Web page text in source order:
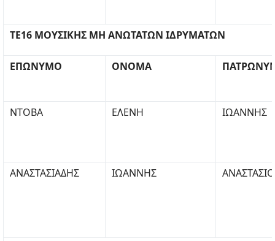
ΤΕ16 ΜΟΥΣΙΚΗΣ ΜΗ ΑΝΩΤΑΤΩΝ ΙΔΡΥΜΑΤΩΝ
ΕΠΩΝΥΜΟ ΟΝΟΜΑ
ΝΤΟΒΑ ΕΛΕΝΗ ΙΩΑΝΝΗΣ
ΑΝΑΣΤΑΣΙΑΔΗΣ ΙΩΑΝΝΗΣ